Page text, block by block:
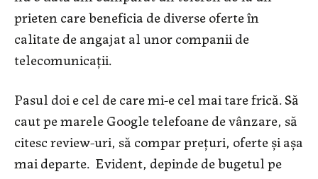
prieten care beneficia de diverse oferte în
calitate de angajat al unor companii de
telecomunicații.
Pasul doi e cel de care mi-e cel mai tare frică. Să
caut pe marele Google telefoane de vânzare, să
citesc review-uri, să compar prețuri, oferte și așa
mai departe. Evident, depinde de bugetul pe